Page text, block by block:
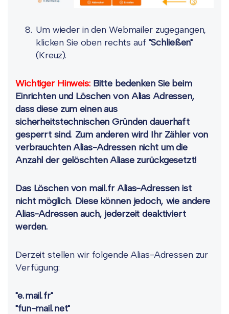
Um wieder in den Webmailer zugegangen,
klicken Sie oben rechts auf "Schließen"
(Kreuz).
Wichtiger Hinweis: Bitte bedenken Sie beim
Einrichten und Löschen von Alias Adressen,
dass diese zum einen aus
sicherheitstechnischen Gründen dauerhaft
gesperrt sind. Zum anderen wird Ihr Zähler von
verbrauchten Alias-Adressen nicht um die
Anzahl der gelöschten Aliase zurückgesetzt!
Das Löschen von mail.fr Alias-Adressen ist
nicht möglich. Diese können jedoch, wie andere
Alias-Adressen auch, jederzeit deaktiviert
werden.
Derzeit stellen wir folgende Alias-Adressen zur
Verfügung:
"e.mail.fr"
"fun-mail.net"